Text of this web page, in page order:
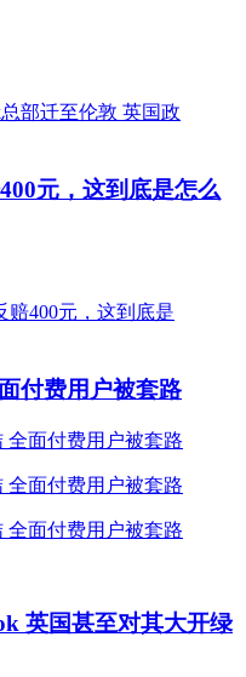
元，这到底是怎么
付费用户被套路
英国甚至对其大开绿